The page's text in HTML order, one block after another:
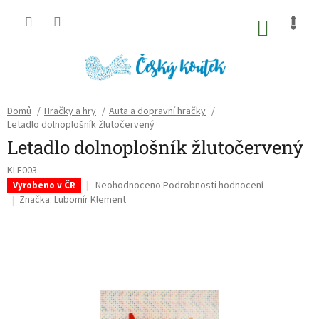
Domů / Hračky a hry / Auta a dopravní hračky /
Letadlo dolnoplošník žlutočervený
Letadlo dolnoplošník žlutočervený
KLE003
Vyrobeno v ČR
Průměrné
hodnocení
Neohodnoceno Podrobnosti hodnocení
Značka: Lubomír Klement